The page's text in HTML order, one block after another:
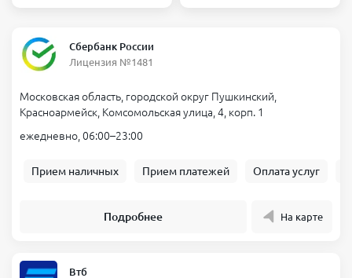
Сбербанк России
Лицензия №1481
Московская область, городской округ Пушкинский,
Красноармейск, Комсомольская улица, 4, корп. 1
ежедневно, 06:00–23:00
Прием наличных Прием платежей Оплата услуг
Подробнее На карте
Втб